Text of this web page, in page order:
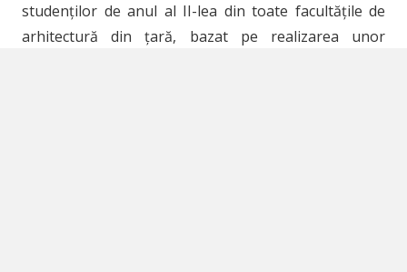
studenților de anul al II-lea din toate facultățile de
arhitectură din țară, bazat pe realizarea unor